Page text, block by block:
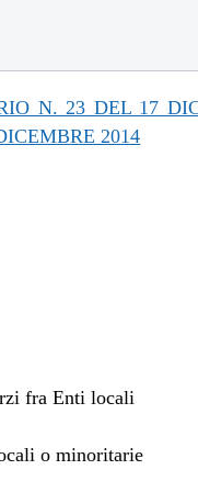
N. 23 DEL 17
2014
fra Enti locali
o minoritarie